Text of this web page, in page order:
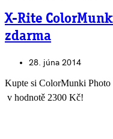
X-Rite
zdarma
28. júna 2014
Kupte si ColorMunki Photo
v hodnotě 2300 Kč!